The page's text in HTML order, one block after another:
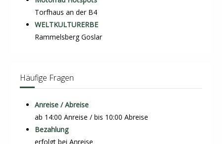
Torfhaus an der B4
WELTKULTURERBE
Rammelsberg Goslar
Häufige Fragen
Anreise / Abreise
ab 14:00 Anreise / bis 10:00 Abreise
Bezahlung
erfolgt bei Anreise